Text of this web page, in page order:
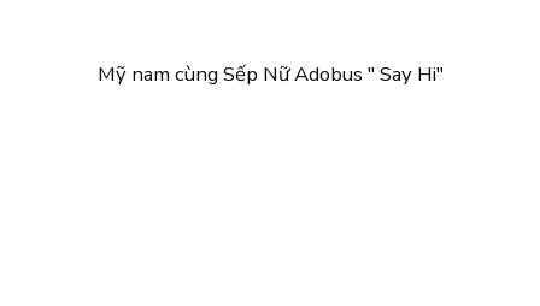
Mỹ nam cùng Sếp Nữ Adobus " Say Hi"